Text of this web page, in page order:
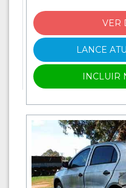
VER
LANCE
INCLUIR